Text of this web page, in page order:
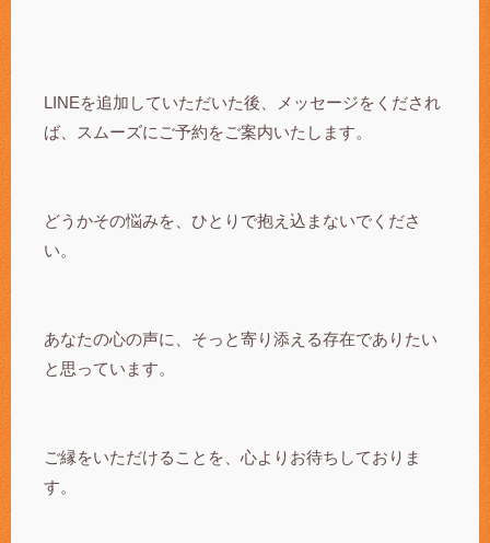
LINEを追加していただいた後、メッセージをくだされ
ば、スムーズにご予約をご案内いたします。
どうかその悩みを、ひとりで抱え込まないでくださ
い。
あなたの心の声に、そっと寄り添える存在でありたい
と思っています。
ご縁をいただけることを、心よりお待ちしておりま
す。